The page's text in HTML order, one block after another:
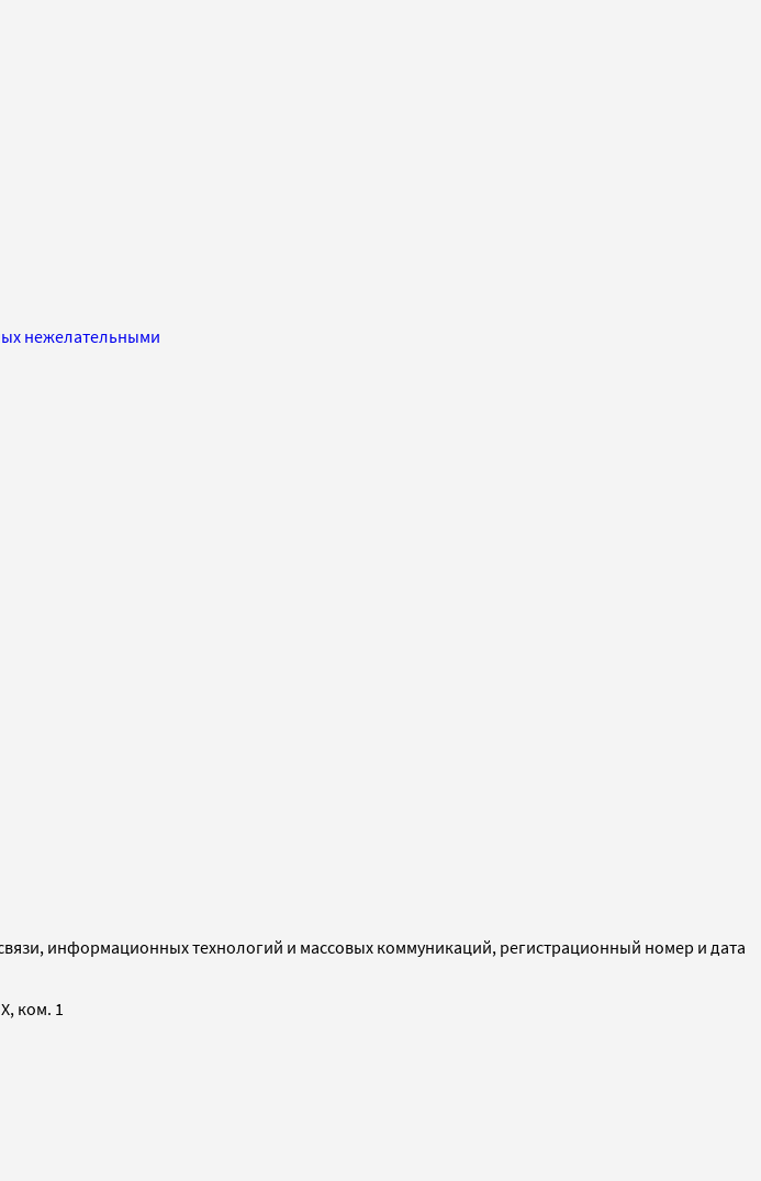
нежелательными
информационных технологий и массовых коммуникаций, регистрационный номер и дата
ком. 1